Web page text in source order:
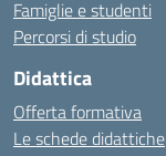
Famiglie e studenti
Percorsi di studio
Didattica
Offerta formativa
Le schede didattiche